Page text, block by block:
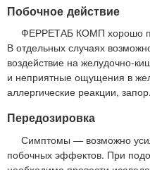
Побочное действие
ФЕРРЕТАБ КОМП хорошо
В отдельных случаях
воздействие на желудочно-
и неприятные ощущения в
аллергические реакции, запор.
Передозировка
Симптомы — возможно
побочных эффектов. При